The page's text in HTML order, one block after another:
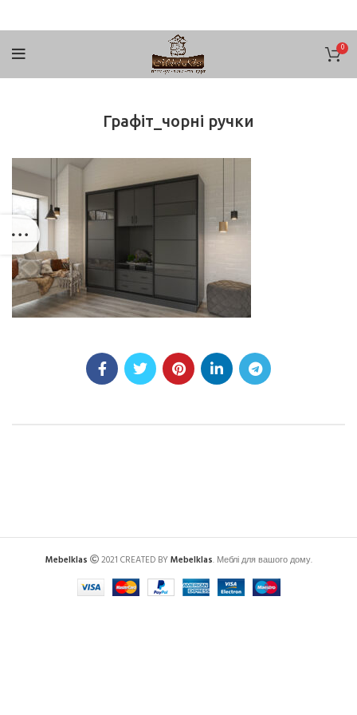
0
Графіт_чорні ручки
Mebelklas 2021 CREATED BYMebelklas. Меблі для вашого дому.